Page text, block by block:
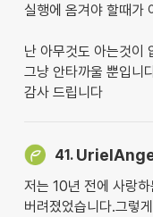
실행에 옴겨야 할때가
난 아무것도 아는것이
그냥 안타까울 뿐입니
감사 드립니다
41.
저는 10년 전에 사랑
버려졌었습니다.그렇